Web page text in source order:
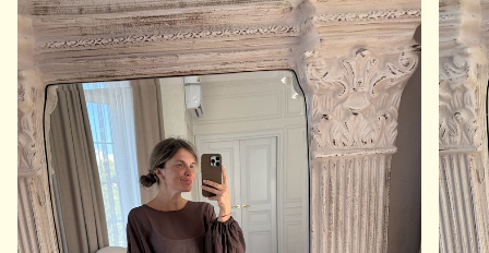
ЖенщинамМужчинамДетям
Смотреть всё Избранное
Новинки
В наличии
Бестселлеры